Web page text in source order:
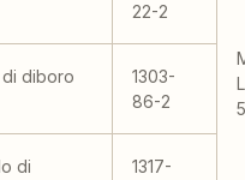
22-2
diboro
1303-
86-2
di
1317-